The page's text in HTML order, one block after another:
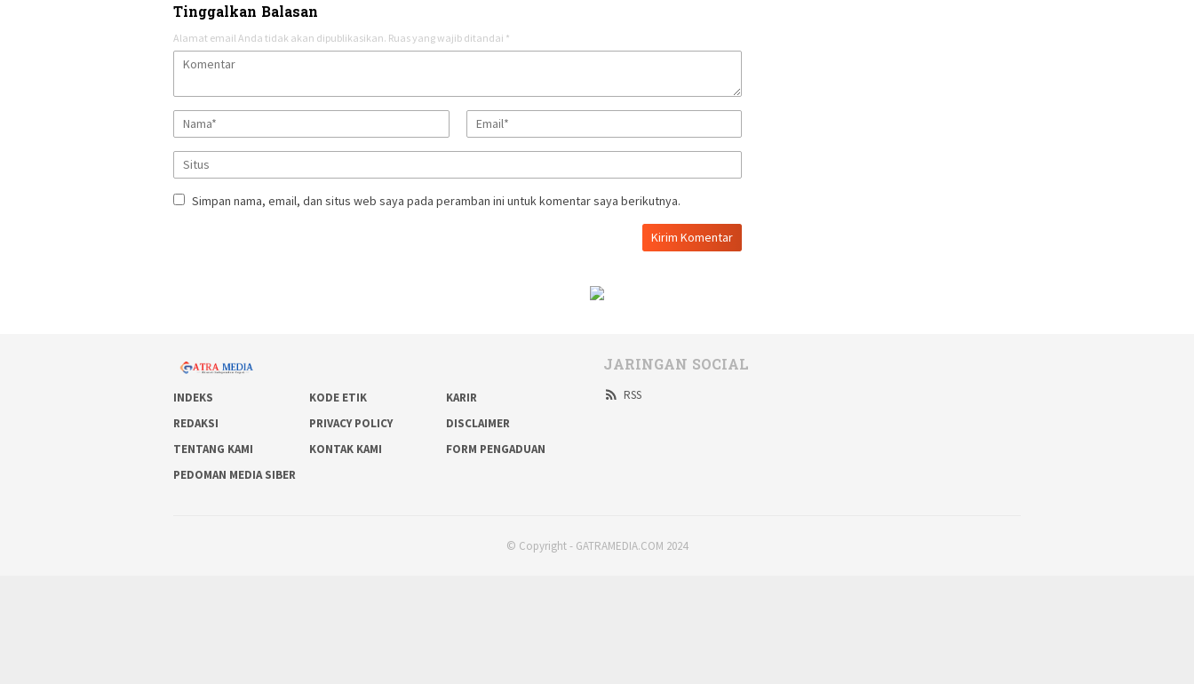
Tinggalkan Balasan
Alamat email Anda tidak akan dipublikasikan. Ruas yang wajib ditandai *
Simpan nama, email, dan situs web saya pada peramban ini untuk komentar saya berikutnya.
INDEKS KODE ETIK
KARIR
REDAKSI
PRIVACY POLICY
DISCLAIMER
TENTANG KAMI
KONTAK KAMI
FORM PENGADUAN
PEDOMAN MEDIA SIBER
JARINGAN SOCIAL
RSS
© Copyright - GATRAMEDIA.COM 2024